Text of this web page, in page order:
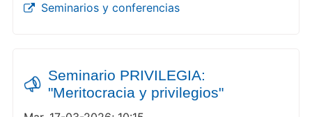
Seminarios y conferencias
Seminario PRIVILEGIA:
"Meritocracia y privilegios"